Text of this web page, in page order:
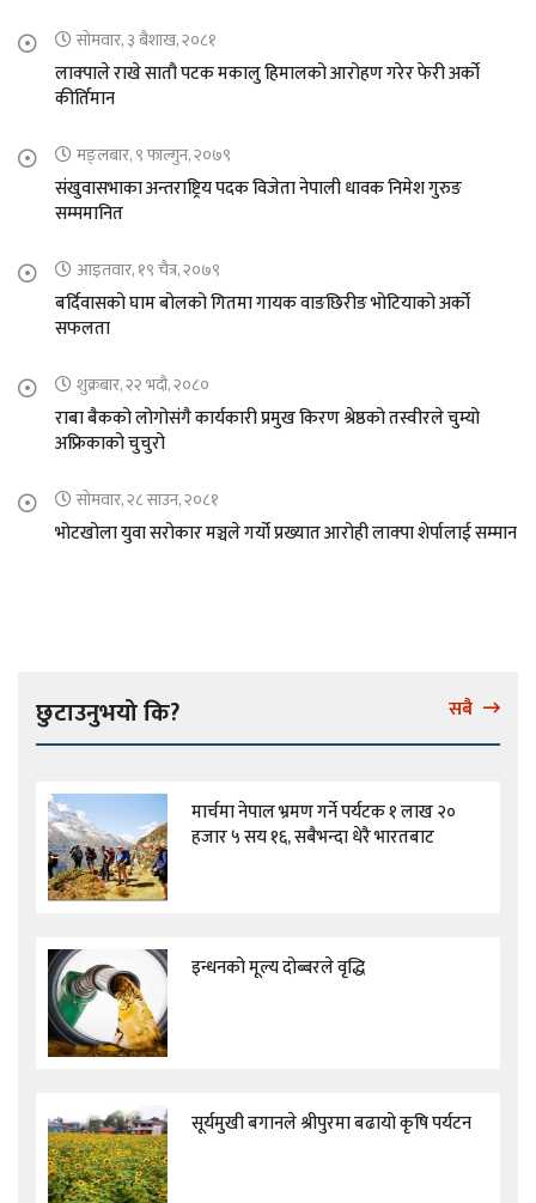
सोमवार, ३ बैशाख, २०८१
लाक्पाले राखे सातौ पटक मकालु हिमालको आरोहण गरेर फेरी अर्को
कीर्तिमान
मङ्लबार, ९ फाल्गुन, २०७९
संखुवासभाका अन्तराष्ट्रिय पदक विजेता नेपाली धावक निमेश गुरुङ
सम्ममानित
आइतवार, १९ चैत्र, २०७९
बर्दिवासको घाम बोलको गितमा गायक वाङछिरीङ भोटियाको अर्को
सफलता
शुक्रबार, २२ भदौ, २०८०
राबा बैकको लोगोसंगै कार्यकारी प्रमुख किरण श्रेष्ठको तस्वीरले चुम्यो
अफ्रिकाको चुचुरो
सोमवार, २८ साउन, २०८१
भोटखोला युवा सरोकार मञ्चले गर्यो प्रख्यात आरोही लाक्पा शेर्पालाई सम्मान
छुटाउनुभयो कि? सबै
मार्चमा नेपाल भ्रमण गर्ने पर्यटक १ लाख २०
हजार ५ सय १६, सबैभन्दा धेरै भारतबाट
इन्धनको मूल्य दोब्बरले वृद्धि
सूर्यमुखी बगानले श्रीपुरमा बढायो कृषि पर्यटन